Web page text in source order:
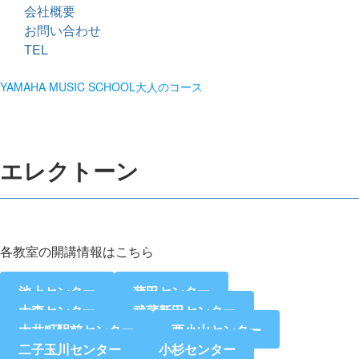
会社概要
お問い合わせ
TEL
YAMAHA MUSIC SCHOOL大人のコース
エレクトーン
各教室の開講情報はこちら
池上センター
蒲田センター
大森センター
武蔵新田センター
大井町駅前センター
西小山センター
二子玉川センター
小杉センター